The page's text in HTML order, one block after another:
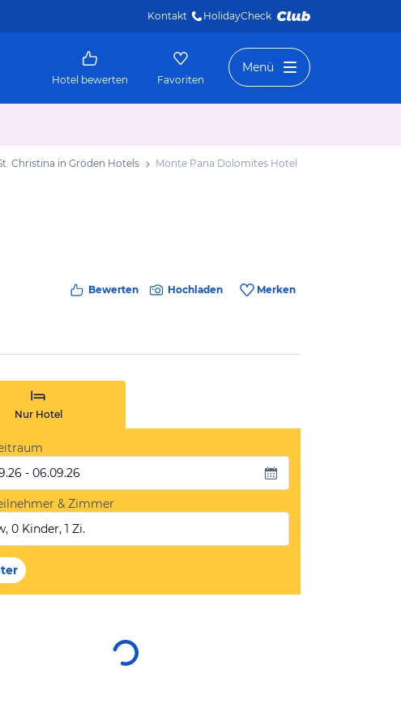
Kontakt HolidayCheck
Hotel bewerten Favoriten
Menü
Christina in Gröden Hotels Monte Pana Dolomites Hotel
Bewerten Hochladen Merken
Nur Hotel
- 06.09.26
& Zimmer
0 Kinder, 1 Zi.